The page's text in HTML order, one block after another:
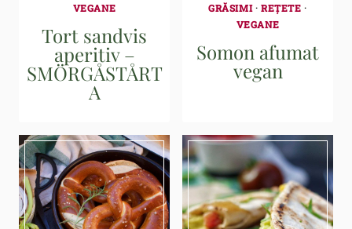
VEGANE
Tort sandvis
aperitiv –
SMÖRGÅSTÅRT
A
GRĂSIMI·REȚETE ·
VEGANE
Somon afumat
vegan